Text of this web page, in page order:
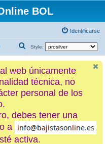
BOL
Identificarse
Style:
u
c
a
web únicamente
técnica, no
personal de los
debes tener una
a
activa.